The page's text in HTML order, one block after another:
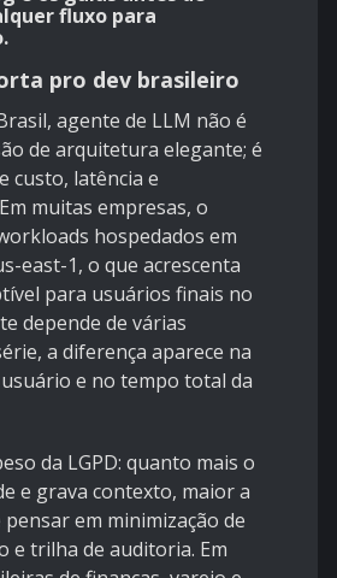
fluxo para
pro dev brasileiro
agente de LLM não é
de arquitetura elegante; é
custo, latência e
muitas empresas, o
hospedados em
east-1, o que acrescenta
para usuários finais no
depende de várias
a diferença aparece na
e no tempo total da
da LGPD: quanto mais o
e grava contexto, maior a
pensar em minimização de
e trilha de auditoria. Em